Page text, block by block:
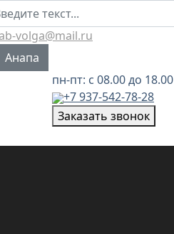
volga@mail.ru
язык
Анапа
пн-пт: с 08.00 до 18.00
+7 937-542-78-28
Заказать звонок